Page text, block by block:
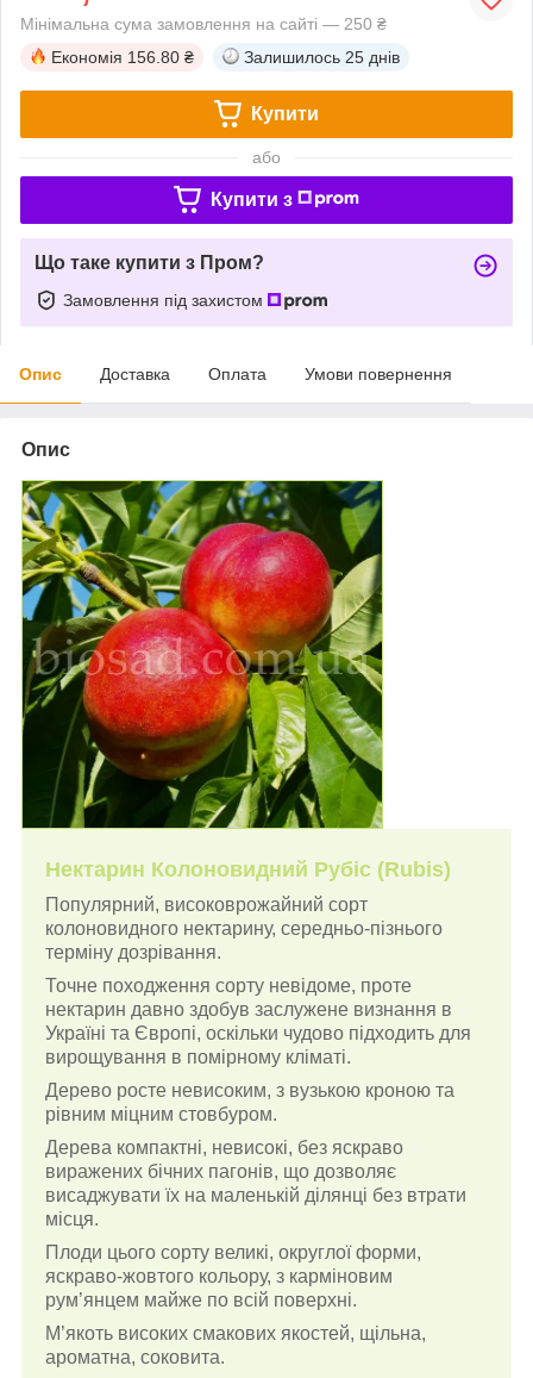
Мінімальна сума замовлення на сайті — 250 ₴
Економія 156.80 ₴ Залишилось 25 днів
Купити
або
Купити з
Що таке купити з Пром?
Замовлення під захистом
Опис Доставка Оплата Умови повернення
Опис
Нектарин Колоновидний Рубіс (Rubis)
Популярний, високоврожайний сорт
колоновидного нектарину, середньо-пізнього
терміну дозрівання.
Точне походження сорту невідоме, проте
нектарин давно здобув заслужене визнання в
Україні та Європі, оскільки чудово підходить для
вирощування в помірному кліматі.
Дерево росте невисоким, з вузькою кроною та
рівним міцним стовбуром.
Дерева компактні, невисокі, без яскраво
виражених бічних пагонів, що дозволяє
висаджувати їх на маленькій ділянці без втрати
місця.
Плоди цього сорту великі, округлої форми,
яскраво-жовтого кольору, з карміновим
рум’янцем майже по всій поверхні.
М’якоть високих смакових якостей, щільна,
ароматна, соковита.